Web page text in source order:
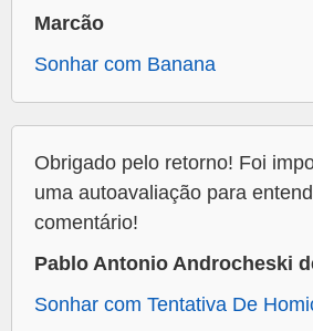
Marcão
Sonhar com Banana
Obrigado pelo retorno! Foi
uma autoavaliação para
comentário!
Pablo Antonio Androcheski
Sonhar com Tentativa De